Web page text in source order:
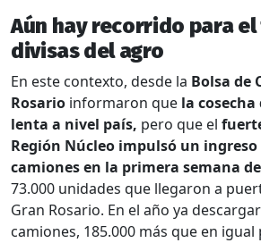
Aún hay recorrido para
divisas del agro
En este contexto, desde la Bolsa de
Rosario informaron que la cosecha
lenta a nivel país, pero que el
Región Núcleo impulsó un ingreso
camiones en la primera semana
73.000 unidades que llegaron a
Gran Rosario. En el año ya
camiones, 185.000 más que en